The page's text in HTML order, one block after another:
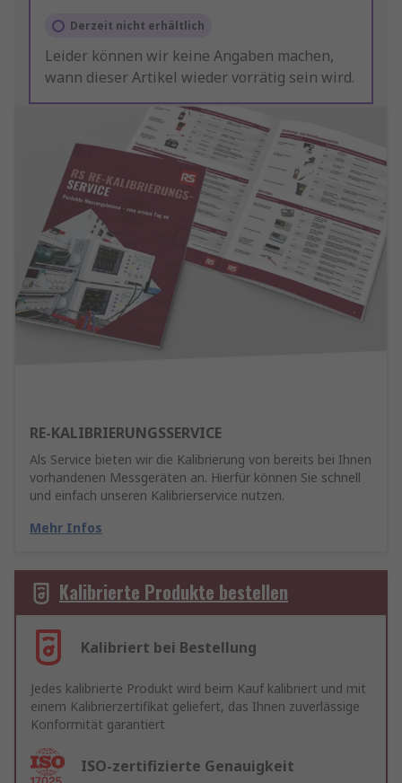
Derzeit nicht erhältlich
Leider können wir keine Angaben machen,
wann dieser Artikel wieder vorrätig sein wird.
RE-KALIBRIERUNGSSERVICE
Als Service bieten wir die Kalibrierung von bereits bei Ihnen
vorhandenen Messgeräten an. Hierfür können Sie schnell
und einfach unseren Kalibrierservice nutzen.
Mehr Infos
Kalibrierte Produkte bestellen
Kalibriert bei Bestellung
Jedes kalibrierte Produkt wird beim Kauf kalibriert und mit
einem Kalibrierzertifikat geliefert, das Ihnen zuverlässige
Konformität garantiert
ISO-zertifizierte Genauigkeit